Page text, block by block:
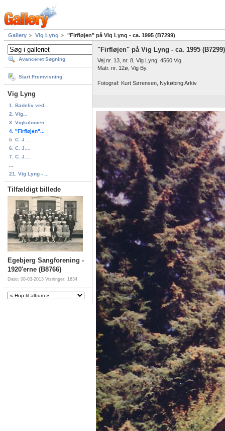
Gallery Vig Lyng "Firfløjen" på Vig Lyng - ca. 1995 (B7299)
Avanceret Søgning
Start Fremvisning
Vig Lyng
1. Badeliv ved...
2. Vig...
3. Vigkolonien
4. "Firfløjen"...
5. C. J....
6. C. J....
7. C. J....
21. Vig Lyng - ...
Tilfældigt billede
Egebjerg Sangforening -
1920'erne (B8766)
Dato: 08-03-2013 Visninger: 1634
"Firfløjen" på Vig Lyng - ca. 1995 (B7299)
Vej nr. 13, nr. 8, Vig Lyng, 4560 Vig.
Matr. nr. 12ø, Vig By.
Fotograf: Kurt Sørensen, Nykøbing Arkiv